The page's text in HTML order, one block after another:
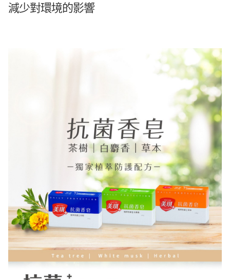
減少對環境的影響